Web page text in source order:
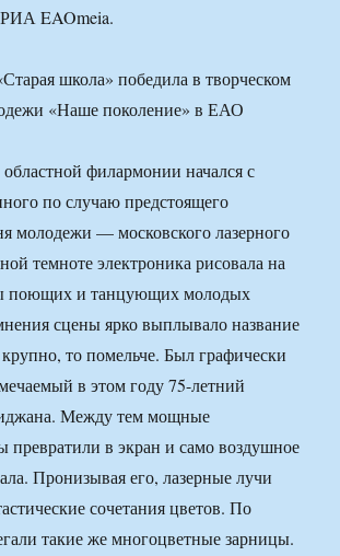
РИА EAOmeia.
филармонии начался с
по случаю предстоящего
молодежи — московского лазерного
темноте электроника рисовала на
поющих и танцующих молодых
сцены ярко выплывало название
то помельче. Был графически
в этом году 75-летний
Между тем мощные
превратили в экран и само воздушное
Пронизывая его, лазерные лучи
сочетания цветов. По
такие же многоцветные зарницы.